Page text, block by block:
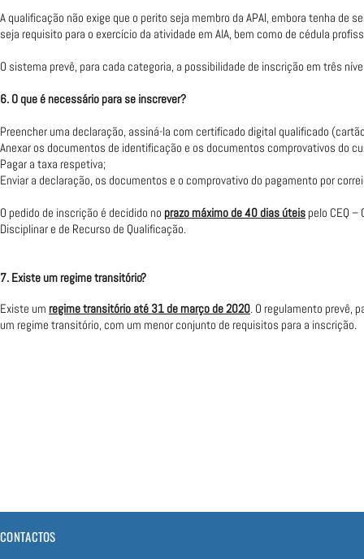
A qualificação não exige que o perito seja membro da APAI, embora tenha
seja requisito para o exercício da atividade em AIA, bem como de cédula
O sistema prevê, para cada categoria, a possibilidade de inscrição em três
6. O que é necessário para se inscrever?
Preencher uma declaração, assiná-la com certificado digital qualificado
Anexar os documentos de identificação e os documentos comprovativos do
Pagar a taxa respetiva;
Enviar a declaração, os documentos e o comprovativo do pagamento por
O pedido de inscrição é decidido no prazo máximo de 40 dias úteis pelo CEQ
Disciplinar e de Recurso de Qualificação.
7. Existe um regime transitório?
Existe um regime transitório até 31 de março de 2020. O regulamento prevê,
um regime transitório, com um menor conjunto de requisitos para a inscrição.
CONTACTOS